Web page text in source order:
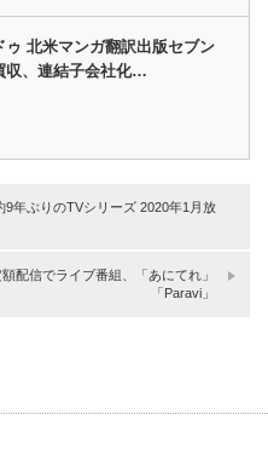
ゥ 北米マンガ翻訳出版セブン
収、連結子会社化…
年ぶりのTVシリーズ 2020年1月放
配信でライブ番組、「あにてれ」
「Paravi」